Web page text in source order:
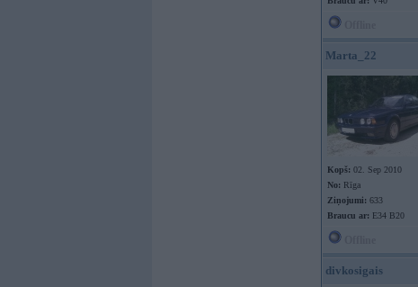
Marta_22
Kopš: 02. Sep 2010
No: Rīga
Ziņojumi: 633
Braucu ar: E34 B20
divkosigais